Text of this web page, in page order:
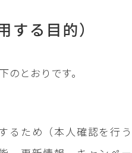
る目的）
とおりです。
ため（本人確認を行う